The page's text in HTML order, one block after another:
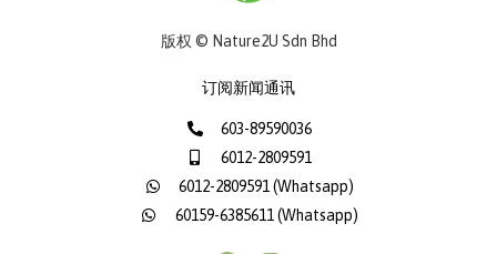
版权 © Nature2U Sdn Bhd
订阅新闻通讯
603-89590036
6012-2809591
6012-2809591 (Whatsapp)
60159-6385611 (Whatsapp)